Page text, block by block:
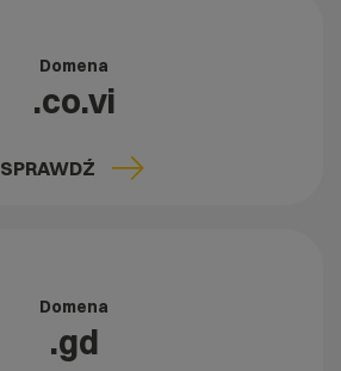
Domena
.co.vi
SPRAWDŹ
Domena
.gd